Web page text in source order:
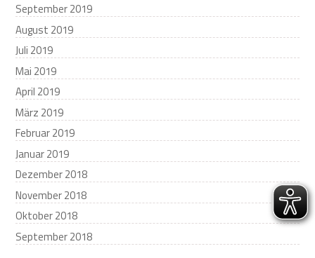
September 2019
August 2019
Juli 2019
Mai 2019
April 2019
März 2019
Februar 2019
Januar 2019
Dezember 2018
November 2018
Oktober 2018
September 2018